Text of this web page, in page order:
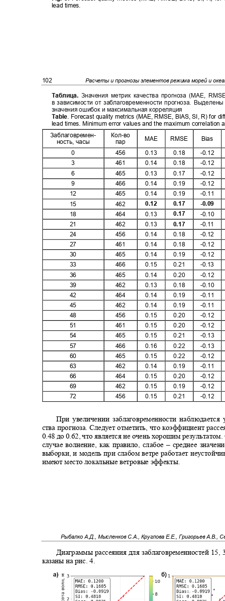
lead times.
102 Расчеты и прогнозы элементов режима морей и
Таблица. Значения метрик качества прогноза (MAE,
в зависимости от заблаговременности прогноза.
значения ошибок и максимальная корреляция
Table. Forecast quality metrics (MAE, RMSE, BIAS, SI, R) for
lead times. Minimum error values and the maximum correlation
Заблаговремен-
ность, часы
Кол-во
пар
MAE RMSE Bias
0
456
461
465
466
465
462
464
462
456
461
465
466
465
462
464
462
456
461
465
466
465
462
464
462
456
0.13
0.14
0.13
0.14
0.14
0.12
0.13
0.13
0.14
0.14
0.14
0.15
0.14
0.13
0.14
0.14
0.15
0.15
0.15
0.16
0.15
0.14
0.15
0.15
0.15
0.18
0.18
0.17
0.19
0.19
0.17
0.17
0.17
0.18
0.18
0.19
0.21
0.20
0.18
0.19
0.19
0.20
0.20
0.21
0.22
0.22
0.19
0.20
0.19
0.21
-0.12
-0.12
-0.12
-0.12
-0.11
-0.09
-0.10
-0.11
-0.12
-0.12
-0.12
-0.13
-0.12
-0.10
-0.11
-0.11
-0.12
-0.12
-0.13
-0.13
-0.12
-0.11
-0.12
-0.12
-0.12
3
6
9
12
15
18
21
24
27
30
33
36
39
42
45
48
51
54
57
60
63
66
69
72
При увеличении заблаговременности
ства прогноза.Следует отметить, что коэффициент
0.48 до 0.62, что является не очень хорошим
случае волнение, как правило, слабое– среднее
выборки, и модель при слабом ветре работает
имеют место локальные ветровые эффекты.
Рыбалко А.Д., Мысленков С.А., Круглова Е.Е., Григорьев А.В.,
Диаграммы рассеяния для заблаговременностей 15,
казаны на рис.4.